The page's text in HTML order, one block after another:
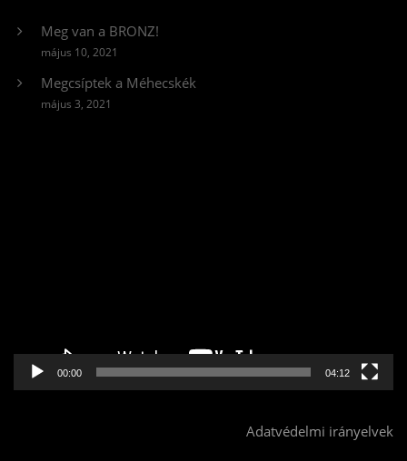
Meg van a BRONZ!
május 10, 2021
Megcsíptek a Méhecskék
május 3, 2021
00:00 04:12
Adatvédelmi irányelvek